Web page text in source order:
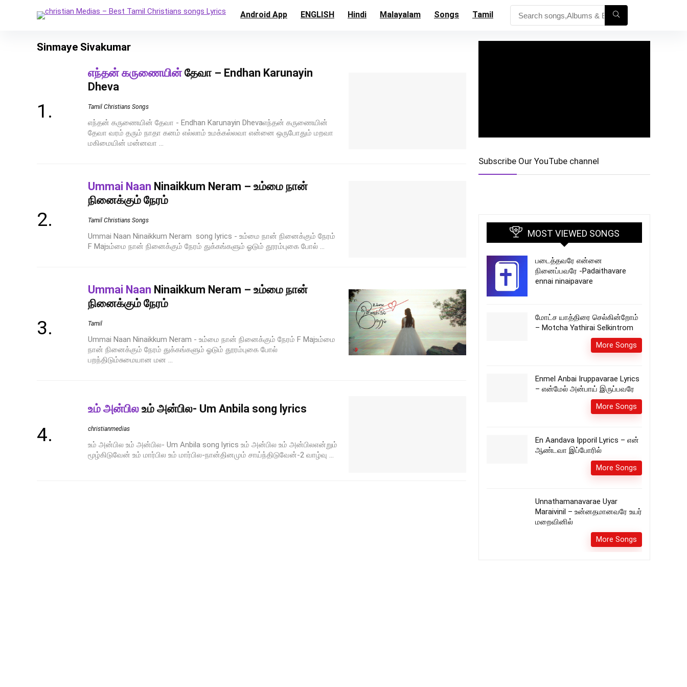
Android App ENGLISH Hindi Malayalam Songs Tamil
Sinmaye Sivakumar
எந்தன் கருணையின்தேவா – Endhan Karunayin
Dheva
Tamil Christians Songs
எந்தன் கருணையின் தேவா - Endhan Karunayin Dhevaஎந்தன் கருணையின்
தேவா வரம் தரும் நாதா கனம் எல்லாம் உமக்கல்லவா என்னை ஒருபோதும் மறவா
மகிமையின் மன்னவா ...
Ummai Naan Ninaikkum Neram – உம்மை நான்
நினைக்கும் நேரம்
Tamil Christians Songs
Ummai Naan Ninaikkum Neram song lyrics - உம்மை நான் நினைக்கும் நேரம்
F Majஉம்மை நான் நினைக்கும் நேரம் துக்கங்களும் ஓடும் தூரம்புகை போல் ...
Ummai Naan Ninaikkum Neram – உம்மை நான்
நினைக்கும் நேரம்
Tamil
Ummai Naan Ninaikkum Neram - உம்மை நான் நினைக்கும் நேரம் F Majஉம்மை
நான் நினைக்கும் நேரம் துக்கங்களும் ஓடும் தூரம்புகை போல்
பறந்திடும்சுமையான மன ...
உம் அன்பில உம் அன்பில- Um Anbila song lyrics
christianmedias
உம் அன்பில உம் அன்பில- Um Anbila song lyrics உம் அன்பில உம் அன்பிலஎன்றும்
மூழ்கிடுவேன் உம் மார்பில உம் மார்பில-நான்தினமும் சாய்ந்திடுவேன்-2 வாழ்வு ...
Subscribe Our YouTube channel
MOST VIEWED SONGS
படைத்தவரே என்னை
நினைப்பவரே -Padaithavare
ennai ninaipavare
மோட்ச யாத்திரை செல்கின்றோம்
– Motcha Yathirai Selkintrom
More Songs
Enmel Anbai Iruppavarae Lyrics
– என்மேல் அன்பாய் இருப்பவரே
More Songs
En Aandava Ipporil Lyrics – என்
ஆண்டவா இப்போரில்
More Songs
Unnathamanavarae Uyar
Maraivinil – உன்னதமானவரே உயர்
மறைவினில்
More Songs